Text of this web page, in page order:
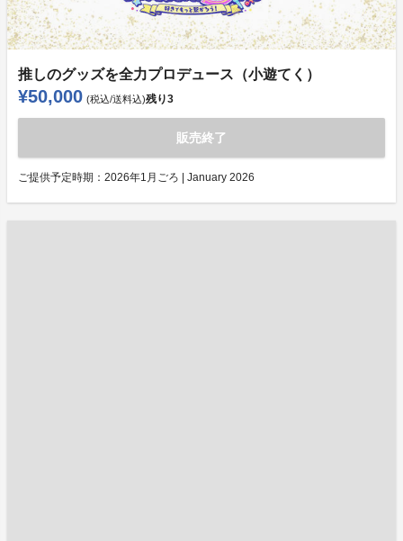
推しのグッズを全力プロデュース（小遊てく）
¥50,000 (税込/送料込)残り3
販売終了
ご提供予定時期： 2026年1月ごろ | January 2026